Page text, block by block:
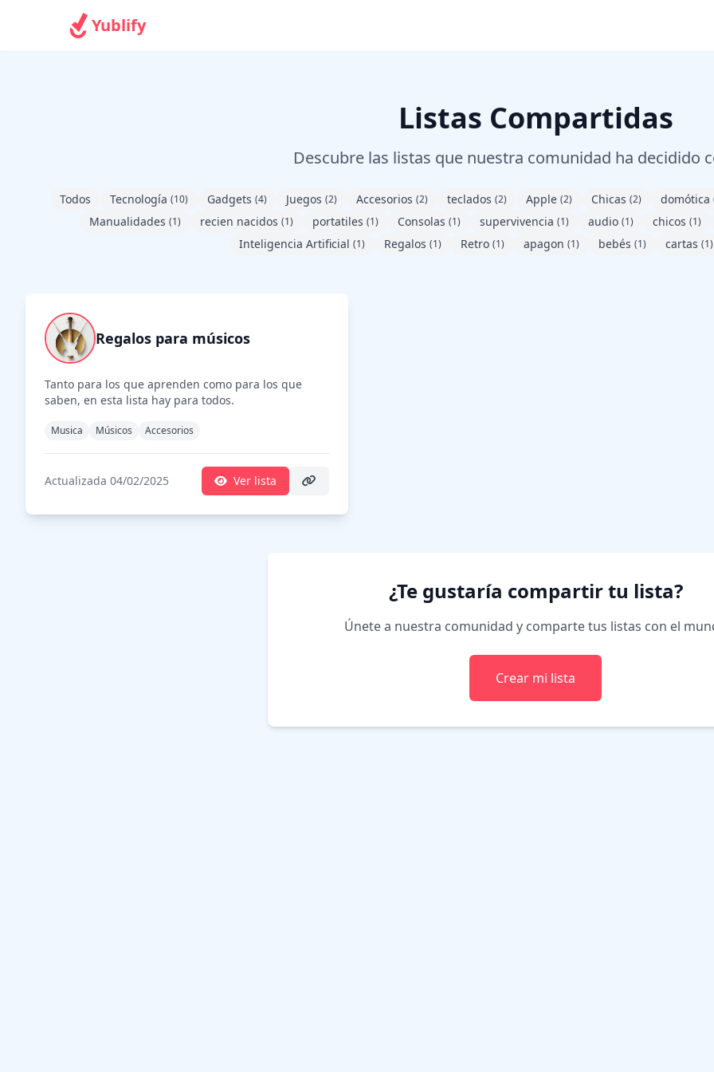
Yublify
Listas Compartidas
Descubre las listas que nuestra comunidad ha decidido
Todos Tecnología (10) Gadgets (4) Juegos (2) Accesorios (2) teclados (2) Apple (2) Chicas (2) domótica
Manualidades (1) recien nacidos (1) portatiles (1) Consolas (1) supervivencia (1) audio (1) chicos (1)
Inteligencia Artificial (1) Regalos (1) Retro (1) apagon (1) bebés (1) cartas (1)
Regalos para músicos
Tanto para los que aprenden como para los que
saben, en esta lista hay para todos.
Musica Músicos Accesorios
Actualizada 04/02/2025 Ver lista
¿Te gustaría compartir tu lista?
Únete a nuestra comunidad y comparte tus listas con el
Crear mi lista